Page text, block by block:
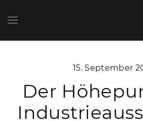
15. September
Der